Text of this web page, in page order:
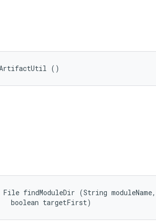
()
findModuleDir (String moduleName,
boolean targetFirst)